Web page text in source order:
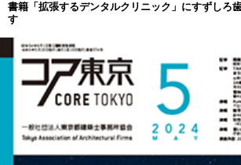
書籍「拡張するデンタルクリニック」にすずしろ
す